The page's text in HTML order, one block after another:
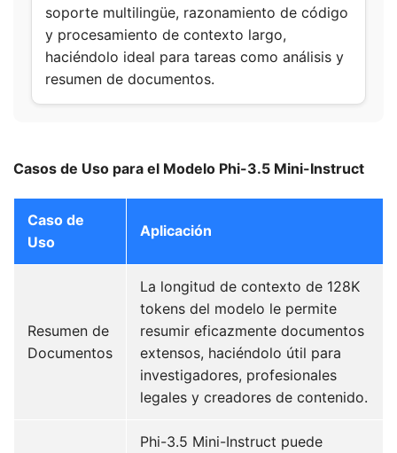
soporte multilingüe, razonamiento de código
y procesamiento de contexto largo,
haciéndolo ideal para tareas como análisis y
resumen de documentos.
Casos de Uso para el Modelo Phi-3.5 Mini-Instruct
Caso de
Uso
Aplicación
Resumen de
Documentos
La longitud de contexto de 128K
tokens del modelo le permite
resumir eficazmente documentos
extensos, haciéndolo útil para
investigadores, profesionales
legales y creadores de contenido.
Phi-3.5 Mini-Instruct puede